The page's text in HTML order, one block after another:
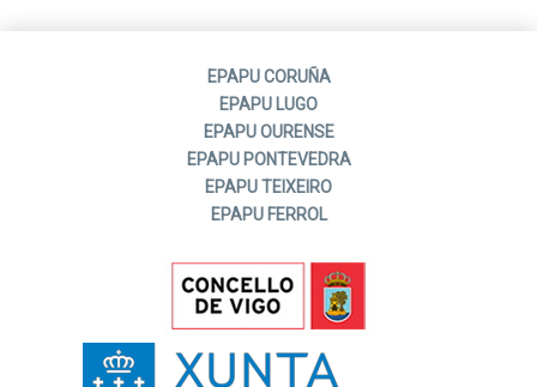
EPAPU CORUÑA
EPAPU LUGO
EPAPU OURENSE
EPAPU PONTEVEDRA
EPAPU TEIXEIRO
EPAPU FERROL